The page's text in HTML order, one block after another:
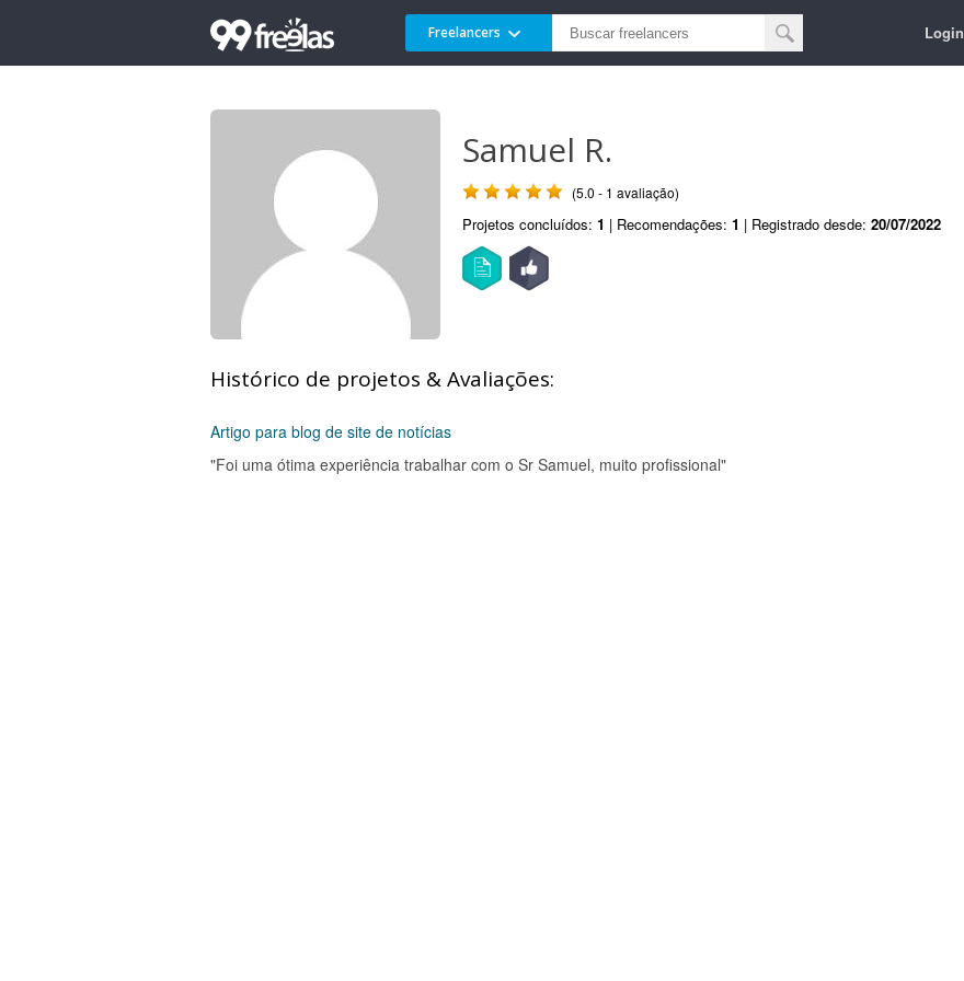
Freelancers Login
Samuel R.
(5.0 - 1 avaliação)
Projetos concluídos: 1 | Recomendações: 1 | Registrado desde: 20/07/2022
Histórico de projetos & Avaliações:
Artigo para blog de site de notícias
"Foi uma ótima experiência trabalhar com o Sr Samuel, muito profissional"